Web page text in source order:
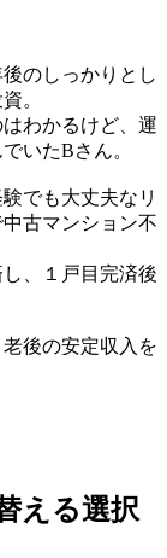
のしっかりとし
。
わかるけど、運
いたBさん。
でも大丈夫なリ
古マンション不
、１戸目完済後
後の安定収入を
える選択